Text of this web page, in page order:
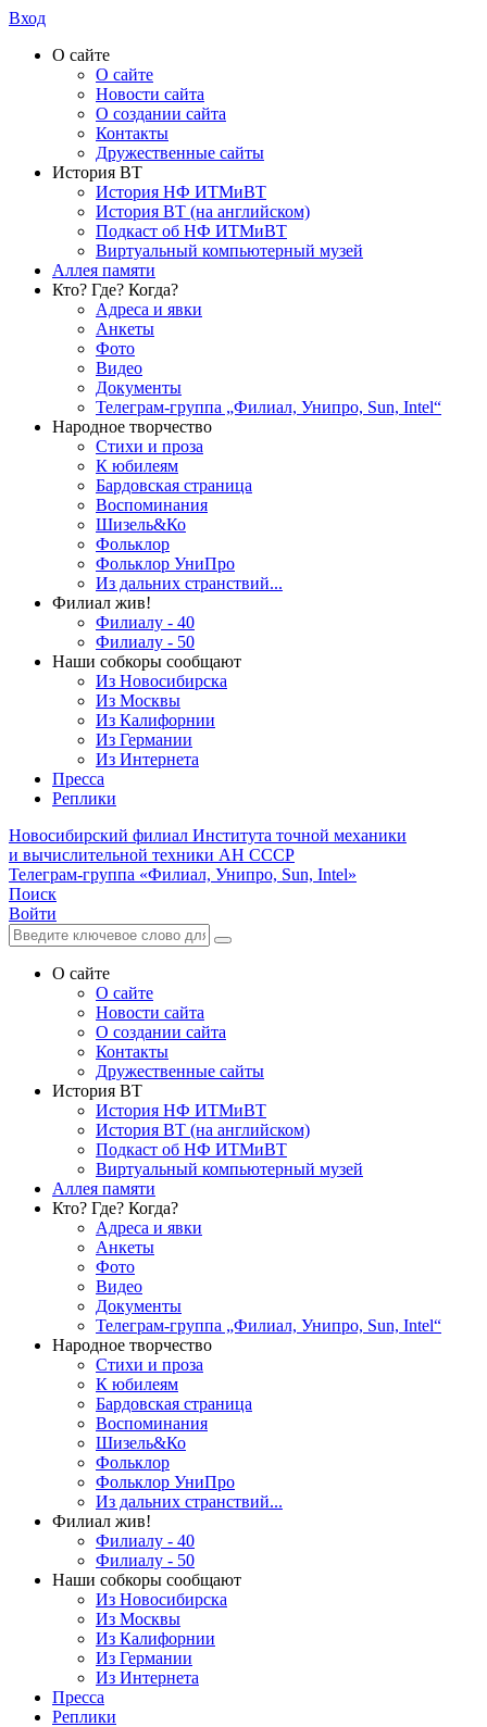
Вход
О сайте
О сайте
Новости сайта
О создании сайта
Контакты
Дружественные сайты
История ВТ
История НФ ИТМиВТ
История ВТ (на английском)
Подкаст об НФ ИТМиВТ
Виртуальный компьютерный музей
Аллея памяти
Кто? Где? Когда?
Адреса и явки
Анкеты
Фото
Видео
Документы
Телеграм-группа „Филиал, Унипро, Sun, Intel“
Народное творчество
Стихи и проза
К юбилеям
Бардовская страница
Воспоминания
Шизель&Ко
Фольклор
Фольклор УниПро
Из дальних странствий...
Филиал жив!
Филиалу - 40
Филиалу - 50
Наши собкоры сообщают
Из Новосибирска
Из Москвы
Из Калифорнии
Из Германии
Из Интернета
Пресса
Реплики
Новосибирский филиал Института точной механики
и вычислительной техники АН СССР
Телеграм-группа «Филиал, Унипро, Sun, Intel»
Поиск
Войти
О сайте
О сайте
Новости сайта
О создании сайта
Контакты
Дружественные сайты
История ВТ
История НФ ИТМиВТ
История ВТ (на английском)
Подкаст об НФ ИТМиВТ
Виртуальный компьютерный музей
Аллея памяти
Кто? Где? Когда?
Адреса и явки
Анкеты
Фото
Видео
Документы
Телеграм-группа „Филиал, Унипро, Sun, Intel“
Народное творчество
Стихи и проза
К юбилеям
Бардовская страница
Воспоминания
Шизель&Ко
Фольклор
Фольклор УниПро
Из дальних странствий...
Филиал жив!
Филиалу - 40
Филиалу - 50
Наши собкоры сообщают
Из Новосибирска
Из Москвы
Из Калифорнии
Из Германии
Из Интернета
Пресса
Реплики